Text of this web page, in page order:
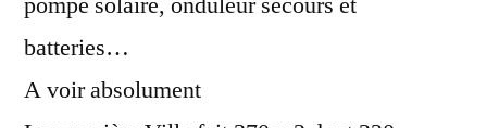
batteries…
A voir absolument